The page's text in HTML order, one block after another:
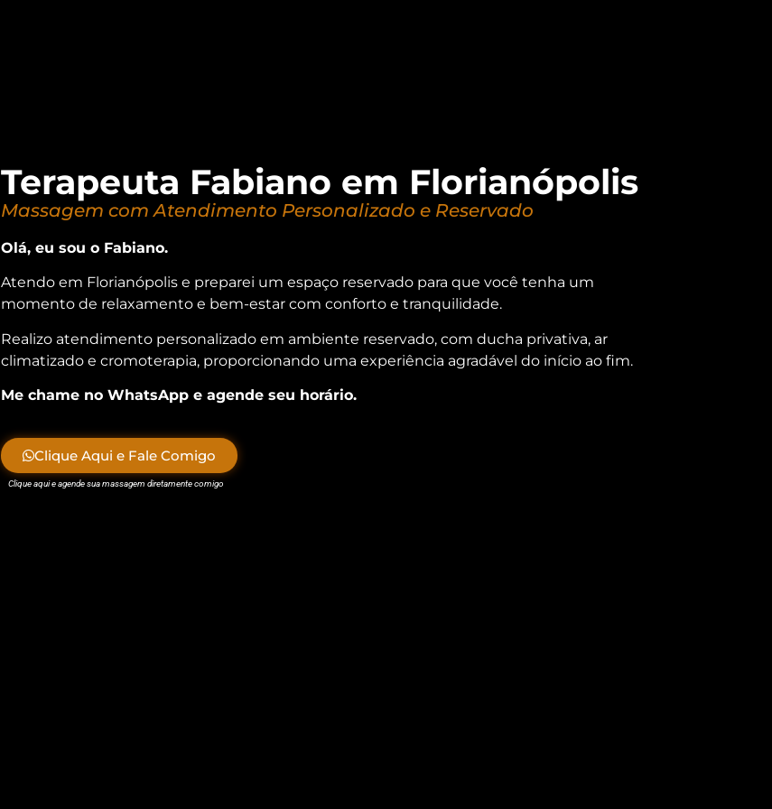
Terapeuta Fabiano em Florianópolis
Massagem com Atendimento Personalizado e Reservado
Olá, eu sou o Fabiano.
Atendo em Florianópolis e preparei um espaço reservado para que você tenha um
momento de relaxamento e bem-estar com conforto e tranquilidade.
Realizo atendimento personalizado em ambiente reservado, com ducha privativa, ar
climatizado e cromoterapia, proporcionando uma experiência agradável do início ao fim.
Me chame no WhatsApp e agende seu horário.
Clique Aqui e Fale Comigo
Clique aqui e agende sua massagem diretamente comigo